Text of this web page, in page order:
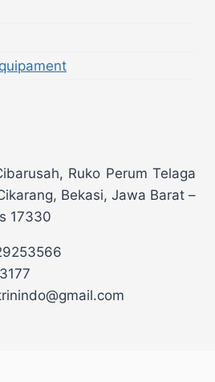
Ruko Perum Telaga
Bekasi, Jawa Barat –
17330